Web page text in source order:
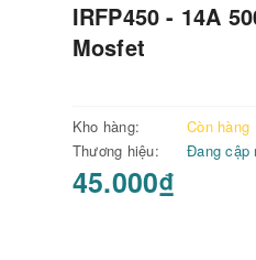
IRFP450 - 14A
Mosfet
Kho hàng:
Còn hàng
Thương hiệu:
Đang cập
45.000₫